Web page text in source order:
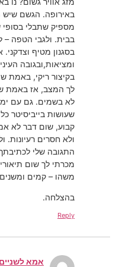
באירופה. הגשם שיש
מספיק שתבלי בסופי
בבית. ולגבי הטפה –
בסגנון מטיף
ומציאות,ובגובה
בקיצור ריקי, באמת
לך המצב, אז באמת
לא בשמים. גם עם
שעושות בייביסיטר
קבוע, שום דבר לא
ולא חסרים רעיונות.
התגובה שלי
מכרתי לך שום
משהו – קמים ומשנים
בהצלחה.
Reply
אמא לשניים